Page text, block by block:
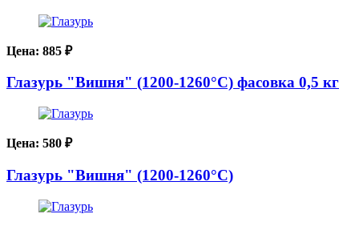
Цена: 885 ₽
Глазурь "Вишня" (1200-1260°С) фасовка 0,5 кг
Цена: 580 ₽
Глазурь "Вишня" (1200-1260°С)